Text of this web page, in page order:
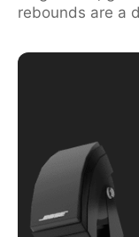
rebounds are a